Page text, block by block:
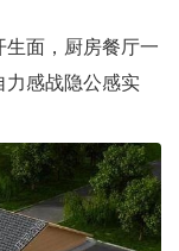
面，厨房餐厅一
力感战隐公感实